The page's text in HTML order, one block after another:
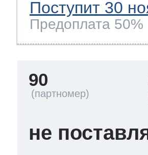
Поступит 30
Предоплата 50%
90
не